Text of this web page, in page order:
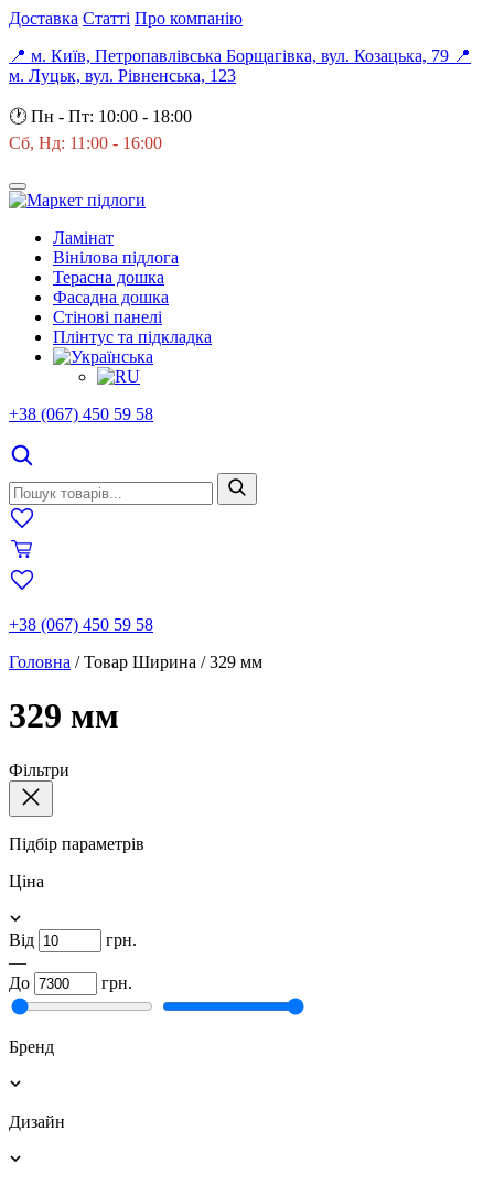
Доставка Статті Про компанію
📍 м. Київ, Петропавлівська Борщагівка, вул. Козацька, 79 📍
м. Луцьк, вул. Рівненська, 123
🕐 Пн - Пт: 10:00 - 18:00
Сб, Нд: 11:00 - 16:00
Ламінат
Вінілова підлога
Терасна дошка
Фасадна дошка
Стінові панелі
Плінтус та підкладка
+38 (067) 450 59 58
+38 (067) 450 59 58
Головна /Товар Ширина /329 мм
329 мм
Фільтри
Підбір параметрів
Ціна
Від
грн.
—
До
грн.
Бренд
Дизайн